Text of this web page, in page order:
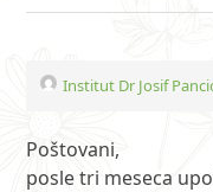
Institut Dr Josif
Poštovani,
posle tri meseca